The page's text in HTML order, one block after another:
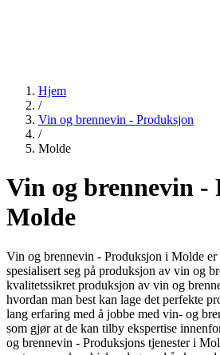
Hjem
/
Vin og brennevin - Produksjon
/
Molde
Vin og brennevin -
Molde
Vin og brennevin - Produksjon i Molde er
spesialisert seg på produksjon av vin og
kvalitetssikret produksjon av vin og
hvordan man best kan lage det perfekte
lang erfaring med å jobbe med vin- og
som gjør at de kan tilby ekspertise
og brennevin - Produksjons tjenester i